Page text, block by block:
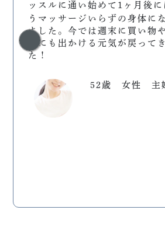
ッスルに通い始めて 1 ヶ月後に
うマッサージいらずの身体に
ました。今では週末に買い物
プにも出かける元気が戻って
た！
52歳 女性 主